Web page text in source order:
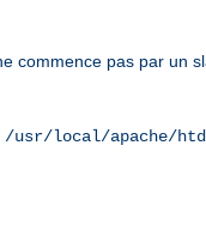
commence pas par un
/usr/local/apache/